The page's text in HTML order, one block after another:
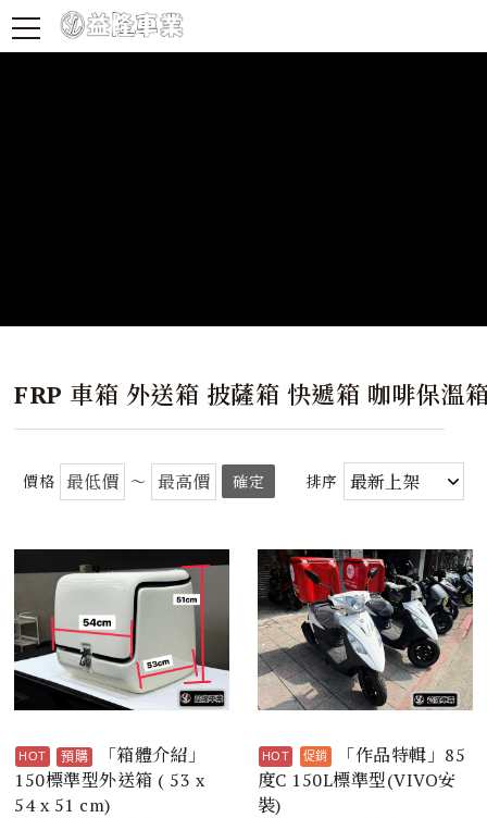
FRP 車箱 外送箱 披薩箱 快遞箱 咖啡保溫
價格 ～ 確定 排序
預購
「箱體介紹」
150標準型外送箱 ( 53 x
54 x 51 cm)
「作品特輯」85
度C 150L標準型(VIVO安
裝)